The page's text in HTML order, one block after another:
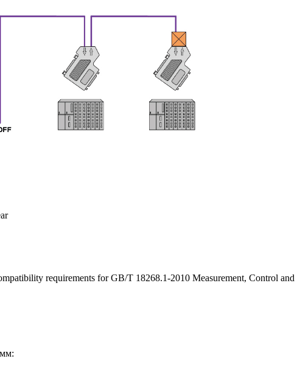
requirements for GB/T 18268.1-2010 Measurement, Control